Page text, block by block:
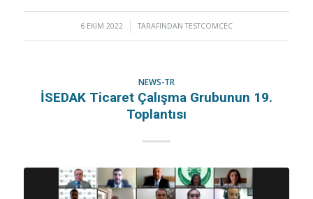
6 EKIM 2022
/ TARAFINDANTESTCOMCEC
NEWS-TR
İSEDAK Ticaret Çalışma Grubunun 19.
Toplantısı